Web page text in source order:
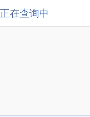
正在查询中